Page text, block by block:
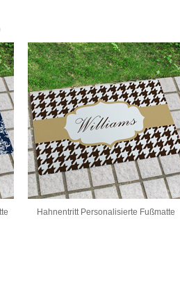
Hahnentritt Personalisierte Fußmatte